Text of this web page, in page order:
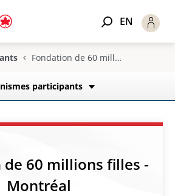
EN
Fondation de 60 millions filles - Montréal
participants
de 60 millions filles -
Montréal